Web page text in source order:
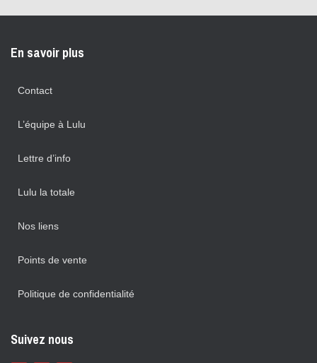
En savoir plus
Contact
L’équipe à Lulu
Lettre d’info
Lulu la totale
Nos liens
Points de vente
Politique de confidentialité
Suivez nous